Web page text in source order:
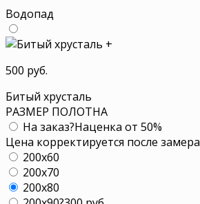
Водопад
+
500 руб.
Битый хрусталь
РАЗМЕР ПОЛОТНА
На заказ?Наценка от 50%
Цена корректируется после замера
200x60
200x70
200x80